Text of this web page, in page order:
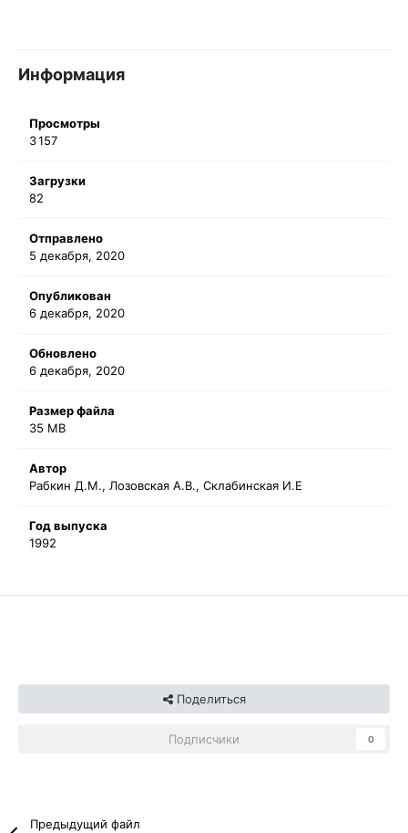
Информация
Просмотры
3 157
Загрузки
82
Отправлено
5 декабря, 2020
Опубликован
6 декабря, 2020
Обновлено
6 декабря, 2020
Размер файла
35 MB
Автор
Рабкин Д.М., Лозовская А.В., Склабинская И.Е
Год выпуска
1992
Поделиться
Подписчики 0
Предыдущий файл